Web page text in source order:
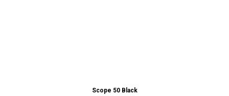
Scope 50 Black